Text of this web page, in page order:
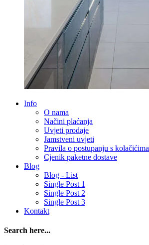
Info
O nama
Načini plaćanja
Uvjeti prodaje
Jamstveni uvjeti
Pravila o postupanju s kolačićima
Cjenik paketne dostave
Blog
Blog - List
Single Post 1
Single Post 2
Single Post 3
Kontakt
Search here...